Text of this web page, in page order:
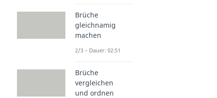
Brüche
gleichnamig
machen
2/3 – Dauer: 02:51
Brüche
vergleichen
und ordnen